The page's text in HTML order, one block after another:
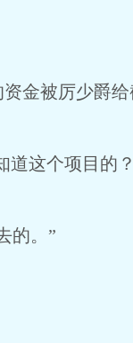
金被厉少爵
道这个项目的
的。”